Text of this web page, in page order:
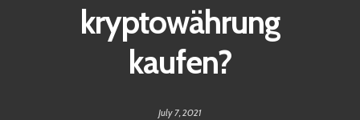
kryptowährung
kaufen?
July 7, 2021